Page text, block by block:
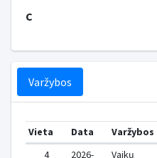
C
Varžybos
Vieta Data Varžybos
4
2026-
Vaikų